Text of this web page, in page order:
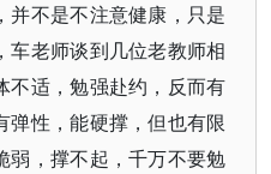
并不是不注意健康，只是
车老师谈到几位老教师相
不适，勉强赴约，反而有
弹性，能硬撑，但也有限
弱，撑不起，千万不要勉